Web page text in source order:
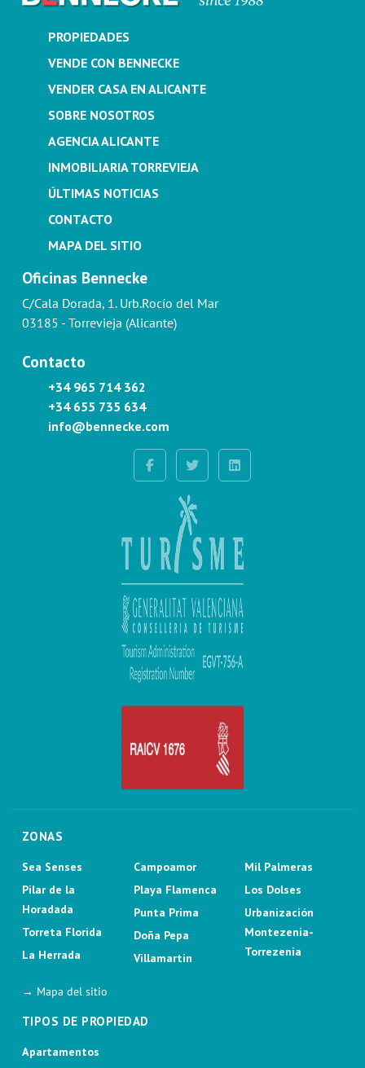
PROPIEDADES
VENDE CON BENNECKE
VENDER CASA EN ALICANTE
SOBRE NOSOTROS
AGENCIA ALICANTE
INMOBILIARIA TORREVIEJA
ÚLTIMAS NOTICIAS
CONTACTO
MAPA DEL SITIO
Oficinas Bennecke
C/Cala Dorada, 1. Urb.Rocío del Mar
03185 - Torrevieja (Alicante)
Contacto
+34 965 714 362
+34 655 735 634
info@bennecke.com
ZONAS
Sea Senses
Pilar de la
Horadada
Torreta Florida
La Herrada
Campoamor
Playa Flamenca
Punta Prima
Doña Pepa
Villamartin
Mil Palmeras
Los Dolses
Urbanización
Montezenia-
Torrezenia
→ Mapa del sitio
TIPOS DE PROPIEDAD
Apartamentos